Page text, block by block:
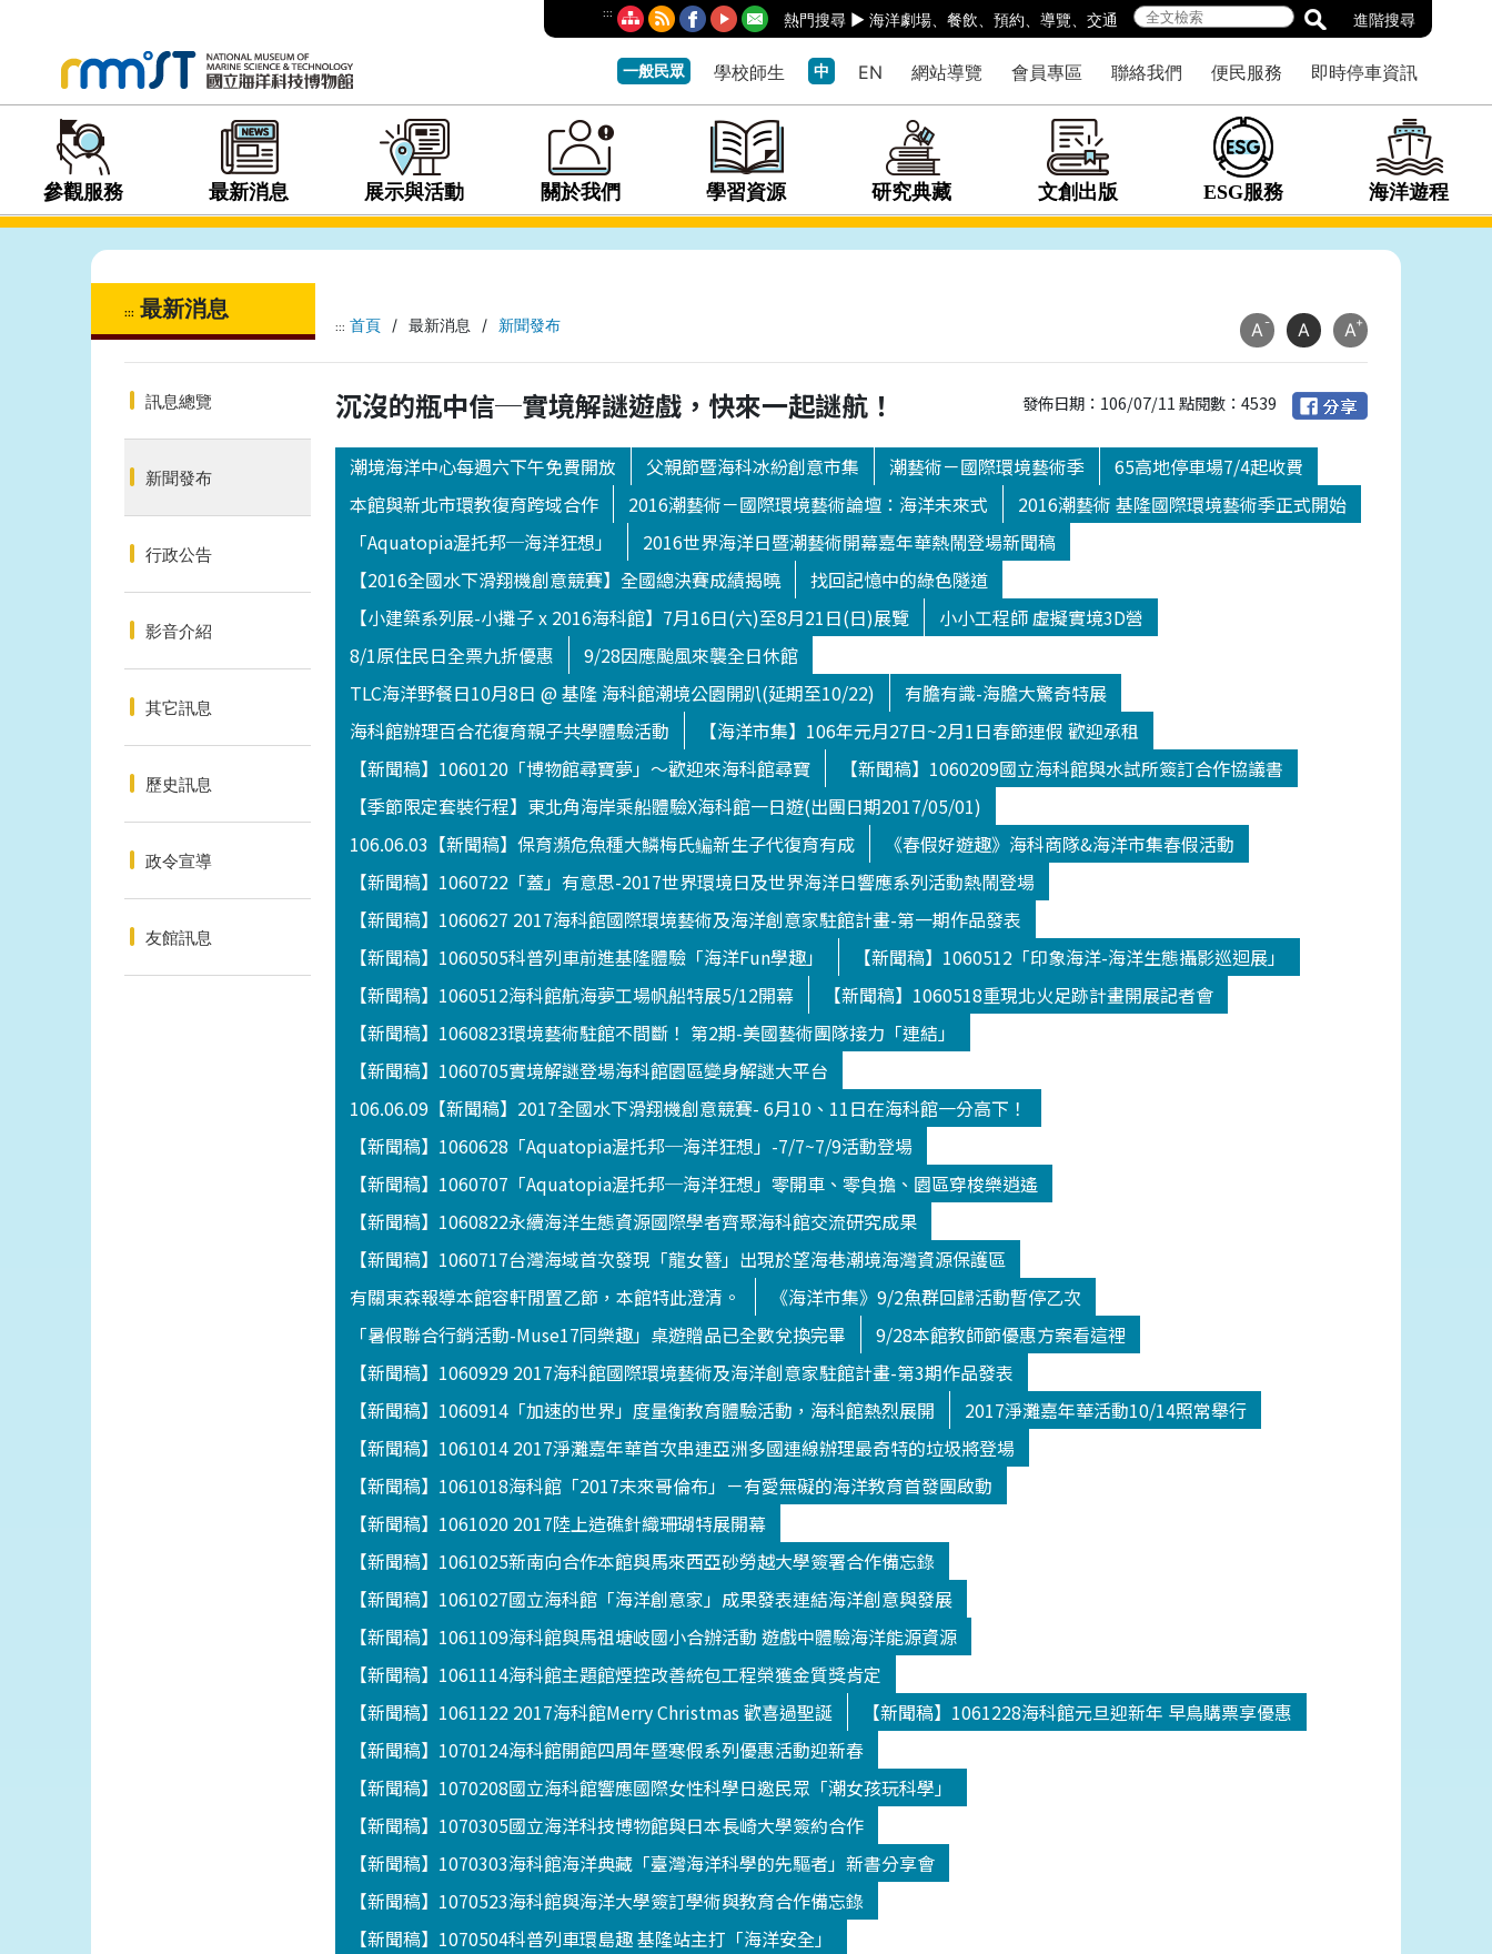
::: 熱門搜尋 ► 海洋劇場、 餐飲 預約 導覽 交通 進階搜尋
一般民眾 學校師生 中 EN 網站導覽 會員專區 聯絡我們 便民服務 即時停車資訊
參觀服務 最新消息 展示與活動 關於我們 學習資源 研究典藏 文創出版 ESG服務 海洋遊程
::: 最新消息
訊息總覽
新聞發布
行政公告
影音介紹
其它訊息
歷史訊息
政令宣導
友館訊息
::: 首頁 / 最新消息 / 新聞發布 A- A A+
沉沒的瓶中信─實境解謎遊戲，快來一起謎航！ 發佈日期：106/07/11 點閱數：4539
潮境海洋中心每週六下午免費開放 父親節暨海科冰紛創意市集 潮藝術－國際環境藝術季
65高地停車場7/4起收費
本館與新北市環教復育跨域合作
2016潮藝術－國際環境藝術論壇：海洋未來式
2016潮藝術 基隆國際環境藝術季正式開始
「Aquatopia渥托邦─海洋狂想」
2016世界海洋日暨潮藝術開幕嘉年華熱鬧登場新聞稿
【2016全國水下滑翔機創意競賽】全國總決賽成績揭曉
找回記憶中的綠色隧道
【小建築系列展-小攤子 x 2016海科館】7月16日(六)至8月21日(日)展覽
小小工程師 虛擬實境3D營
8/1原住民日全票九折優惠
9/28因應颱風來襲全日休館
TLC海洋野餐日10月8日 @ 基隆 海科館潮境公園開趴(延期至10/22)
有膽有識-海膽大驚奇特展
海科館辦理百合花復育親子共學體驗活動
【海洋市集】106年元月27日~2月1日春節連假 歡迎承租
【新聞稿】1060120「博物館尋寶夢」～歡迎來海科館尋寶
【新聞稿】1060209國立海科館與水試所簽訂合作協議書
【季節限定套裝行程】東北角海岸乘船體驗X海科館一日遊(出團日期2017/05/01)
106.06.03【新聞稿】保育瀕危魚種大鱗梅氏鳊新生子代復育有成
《春假好遊趣》海科商隊&海洋市集春假活動
【新聞稿】1060722「蓋」有意思-2017世界環境日及世界海洋日響應系列活動熱鬧登場
【新聞稿】1060627 2017海科館國際環境藝術及海洋創意家駐館計畫-第一期作品發表
【新聞稿】1060505科普列車前進基隆體驗「海洋Fun學趣」
【新聞稿】1060512「印象海洋-海洋生態攝影巡迴展」
【新聞稿】1060512海科館航海夢工場帆船特展5/12開幕
【新聞稿】1060518重現北火足跡計畫開展記者會
【新聞稿】1060823環境藝術駐館不間斷！ 第2期-美國藝術團隊接力「連結」
【新聞稿】1060705實境解謎登場海科館園區變身解謎大平台
106.06.09【新聞稿】2017全國水下滑翔機創意競賽- 6月10、11日在海科館一分高下！
【新聞稿】1060628「Aquatopia渥托邦─海洋狂想」-7/7~7/9活動登場
【新聞稿】1060707「Aquatopia渥托邦─海洋狂想」零開車、零負擔、園區穿梭樂逍遙
【新聞稿】1060822永續海洋生態資源國際學者齊聚海科館交流研究成果
【新聞稿】1060717台灣海域首次發現「龍女簪」出現於望海巷潮境海灣資源保護區
有關東森報導本館容軒閒置乙節，本館特此澄清。
《海洋市集》9/2魚群回歸活動暫停乙次
「暑假聯合行銷活動-Muse17同樂趣」桌遊贈品已全數兌換完畢
9/28本館教師節優惠方案看這裡
【新聞稿】1060929 2017海科館國際環境藝術及海洋創意家駐館計畫-第3期作品發表
【新聞稿】1060914「加速的世界」度量衡教育體驗活動，海科館熱烈展開
2017淨灘嘉年華活動10/14照常舉行
【新聞稿】1061014 2017淨灘嘉年華首次串連亞洲多國連線辦理最奇特的垃圾將登場
【新聞稿】1061018海科館「2017未來哥倫布」－有愛無礙的海洋教育首發團啟動
【新聞稿】1061020 2017陸上造礁針織珊瑚特展開幕
【新聞稿】1061025新南向合作本館與馬來西亞砂勞越大學簽署合作備忘錄
【新聞稿】1061027國立海科館「海洋創意家」成果發表連結海洋創意與發展
【新聞稿】1061109海科館與馬祖塘岐國小合辦活動 遊戲中體驗海洋能源資源
【新聞稿】1061114海科館主題館煙控改善統包工程榮獲金質獎肯定
【新聞稿】1061122 2017海科館Merry Christmas 歡喜過聖誕
【新聞稿】1061228海科館元旦迎新年 早鳥購票享優惠
【新聞稿】1070124海科館開館四周年暨寒假系列優惠活動迎新春
【新聞稿】1070208國立海科館響應國際女性科學日邀民眾「潮女孩玩科學」
【新聞稿】1070305國立海洋科技博物館與日本長崎大學簽約合作
【新聞稿】1070303海科館海洋典藏「臺灣海洋科學的先驅者」新書分享會
【新聞稿】1070523海科館與海洋大學簽訂學術與教育合作備忘錄
【新聞稿】1070504科普列車環島趣 基隆站主打「海洋安全」